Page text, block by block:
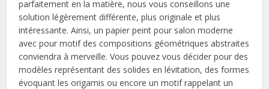
parfaitement en la matière, nous vous conseillons une
solution légèrement différente, plus originale et plus
intéressante. Ainsi, un papier peint pour salon moderne
avec pour motif des compositions géométriques abstraites
conviendra à merveille. Vous pouvez vous décider pour des
modèles représentant des solides en lévitation, des formes
évoquant les origamis ou encore un motif rappelant un